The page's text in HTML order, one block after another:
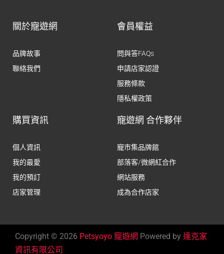
關於寵遊網
品牌故事
聯絡我們
會員權益
問與答FAQs
申請店家認證
服務條款
隱私權政策
購買資訊
個人資訊
我的最愛
我的預訂
店家管理
寵遊網 合作夥伴
寵市集品牌館
部落客/微網紅合作
網站服務
成為合作店家
Copyright © 2026 Petsyoyo 寵遊網 Powered by 達克家
資訊有限公司